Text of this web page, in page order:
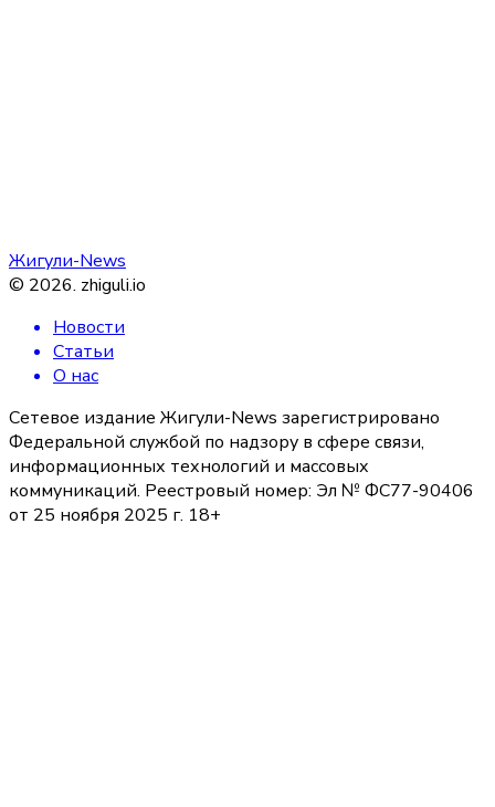
Жигули-News
© 2026. zhiguli.io
Новости
Статьи
О нас
Сетевое издание Жигули-News зарегистрировано
Федеральной службой по надзору в сфере связи,
информационных технологий и массовых
коммуникаций. Реестровый номер: Эл № ФС77-90406
от 25 ноября 2025 г. 18+